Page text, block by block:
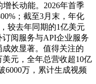
长动能。2026年首季
；截至3月末，年化
较去年同期的1亿美元
阅服务与API企业服务
效显著。值得关注的
美元，全年总营收超10亿
6000万，累计生成视频